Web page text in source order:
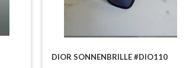
DIOR SONNENBRILLE #DIO110